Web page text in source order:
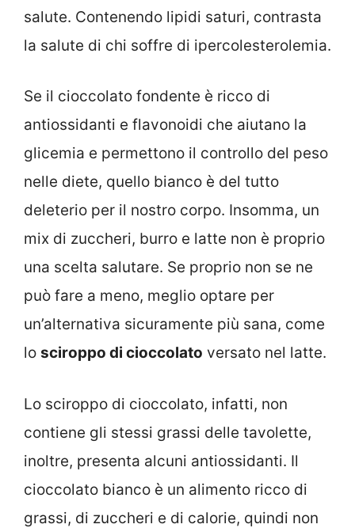
salute. Contenendo lipidi saturi, contrasta
la salute di chi soffre di ipercolesterolemia.
Se il cioccolato fondente è ricco di
antiossidanti e flavonoidi che aiutano la
glicemia e permettono il controllo del peso
nelle diete, quello bianco è del tutto
deleterio per il nostro corpo. Insomma, un
mix di zuccheri, burro e latte non è proprio
una scelta salutare. Se proprio non se ne
può fare a meno, meglio optare per
un’alternativa sicuramente più sana, come
lo sciroppo di cioccolato versato nel latte.
Lo sciroppo di cioccolato, infatti, non
contiene gli stessi grassi delle tavolette,
inoltre, presenta alcuni antiossidanti. Il
cioccolato bianco è un alimento ricco di
grassi, di zuccheri e di calorie, quindi non